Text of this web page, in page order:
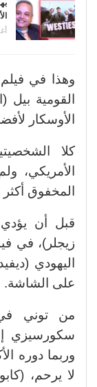
وهذا في
القومية بيل
الأوسكار
كلا
الأمريكي،
المخفوق أكثر
قبل أن
اليهودي
على الشاشة.
وربما دوره